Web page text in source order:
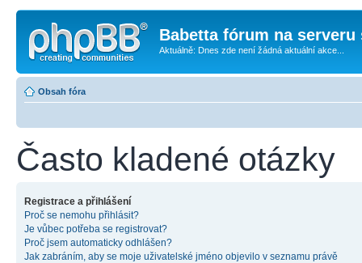
Babetta fórum na serveru
Aktuálně: Dnes zde není žádná aktuální akce...
Obsah fóra
Často kladené otázky
Registrace a přihlášení
Proč se nemohu přihlásit?
Je vůbec potřeba se registrovat?
Proč jsem automaticky odhlášen?
Jak zabráním, aby se moje uživatelské jméno objevilo v seznamu právě